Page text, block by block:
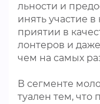
льности и
инять участие
приятии в
лонтеров и
чем на самых
В сегменте
туален тем, что